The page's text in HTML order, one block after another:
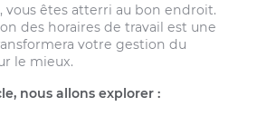
vous êtes atterri au bon endroit.
des horaires de travail est une
votre gestion du
le mieux.
nous allons explorer :